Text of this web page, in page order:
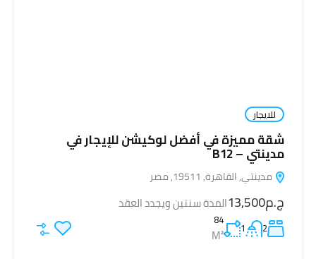
للايجار
شقة مميزة في أفضل لوكيشن للإيجار في
مدينتي – B12
مدينتي, القاهرة, 19511, مصر
ج.م13,500 المدة سنتين ويجدد العقد
2
1
84
M²